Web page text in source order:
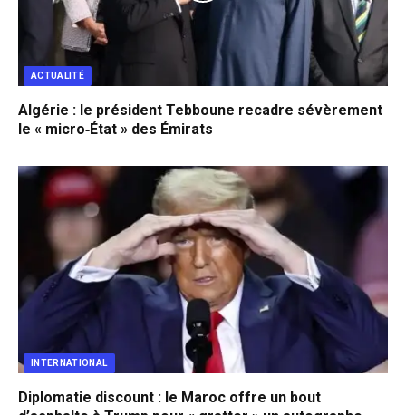
ACTUALITÉ
Algérie : le président Tebboune recadre sévèrement
le « micro‐État » des Émirats
INTERNATIONAL
Diplomatie discount : le Maroc offre un bout